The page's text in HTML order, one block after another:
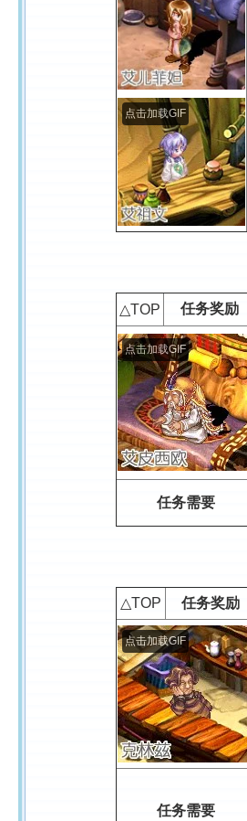
点击加载GIF
△TOP 任务奖励
点击加载GIF
任务需要
△TOP 任务奖励
点击加载GIF
任务需要